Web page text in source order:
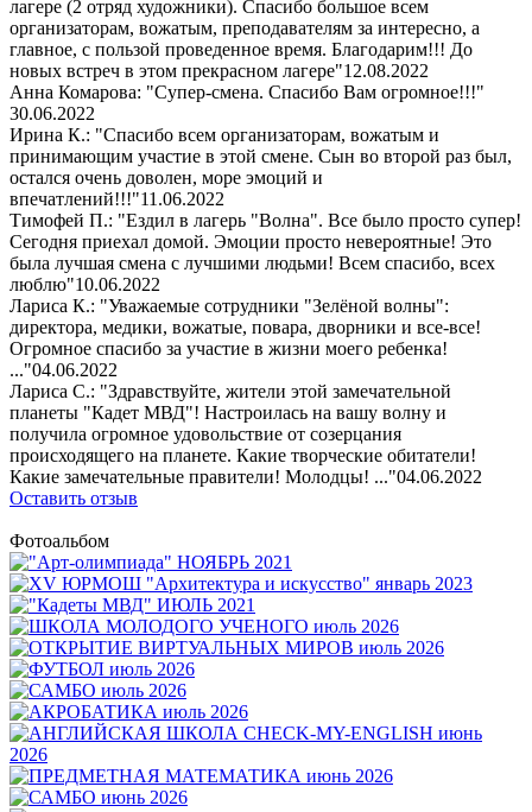
лагере (2 отряд художники). Спасибо большое всем
организаторам, вожатым, преподавателям за интересно, а
главное, с пользой проведенное время. Благодарим!!! До
новых встреч в этом прекрасном лагере"12.08.2022
Анна Комарова: "Супер-смена. Спасибо Вам огромное!!!"
30.06.2022
Ирина К.: "Спасибо всем организаторам, вожатым и
принимающим участие в этой смене. Сын во второй раз был,
остался очень доволен, море эмоций и
впечатлений!!!"11.06.2022
Тимофей П.: "Ездил в лагерь "Волна". Все было просто супер!
Сегодня приехал домой. Эмоции просто невероятные! Это
была лучшая смена с лучшими людьми! Всем спасибо, всех
люблю"10.06.2022
Лариса К.: "Уважаемые сотрудники "Зелёной волны":
директора, медики, вожатые, повара, дворники и все-все!
Огромное спасибо за участие в жизни моего ребенка!
..."04.06.2022
Лариса С.: "Здравствуйте, жители этой замечательной
планеты "Кадет МВД"! Настроилась на вашу волну и
получила огромное удовольствие от созерцания
происходящего на планете. Какие творческие обитатели!
Какие замечательные правители! Молодцы! ..."04.06.2022
Оставить отзыв
Фотоальбом